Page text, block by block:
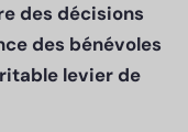
des décisions
des bénévoles
levier de